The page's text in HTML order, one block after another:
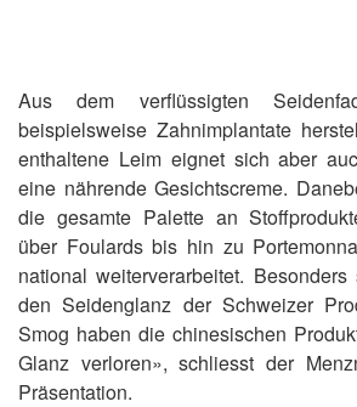
Aus dem verflüssigten
beispielsweise Zahnimplantate
enthaltene Leim eignet sich aber
eine nährende Gesichtscreme.
die gesamte Palette an
über Foulards bis hin zu
national weiterverarbeitet.
den Seidenglanz der Schweizer
Smog haben die chinesischen
Glanz verloren», schliesst der
Präsentation.